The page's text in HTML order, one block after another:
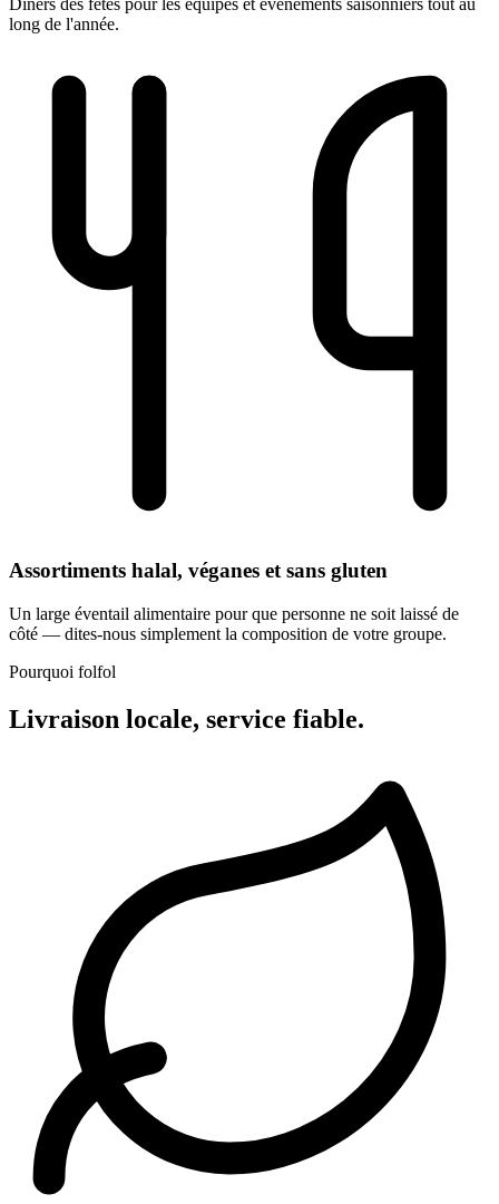
long de l'année.
Assortiments halal, véganes et sans gluten
Un large éventail alimentaire pour que personne ne soit laissé de
côté — dites-nous simplement la composition de votre groupe.
Pourquoi folfol
Livraison locale, service fiable.